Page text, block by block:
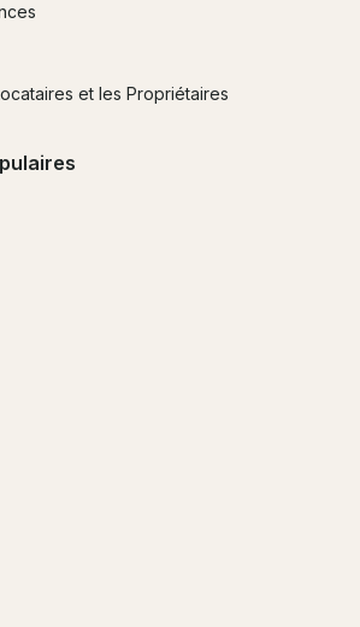
et les Propriétaires